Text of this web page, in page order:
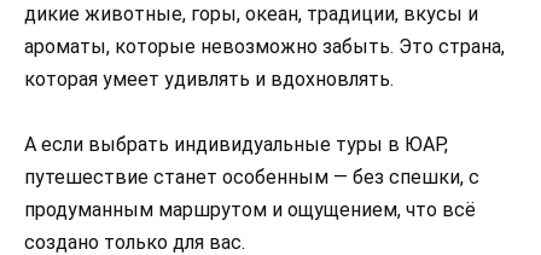
дикие животные, горы, океан, традиции, вкусы и
ароматы, которые невозможно забыть. Это страна,
которая умеет удивлять и вдохновлять.
А если выбрать индивидуальные туры в ЮАР,
путешествие станет особенным — без спешки, с
продуманным маршрутом и ощущением, что всё
создано только для вас.